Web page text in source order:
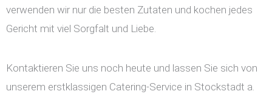
verwenden wir nur die besten Zutaten und kochen jedes
Gericht mit viel Sorgfalt und Liebe.
Kontaktieren Sie uns noch heute und lassen Sie sich von
unserem erstklassigen Catering-Service in Stockstadt a.